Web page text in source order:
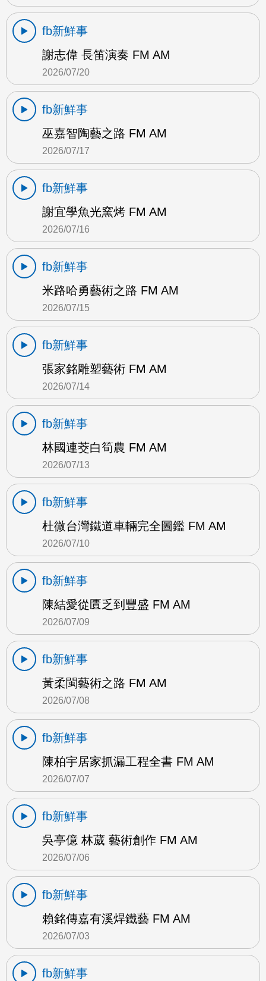
fb新鮮事
謝志偉 長笛演奏 FM AM
2026/07/20
fb新鮮事
巫嘉智陶藝之路 FM AM
2026/07/17
fb新鮮事
謝宜學魚光窯烤 FM AM
2026/07/16
fb新鮮事
米路哈勇藝術之路 FM AM
2026/07/15
fb新鮮事
張家銘雕塑藝術 FM AM
2026/07/14
fb新鮮事
林國連茭白筍農 FM AM
2026/07/13
fb新鮮事
杜微台灣鐵道車輛完全圖鑑 FM AM
2026/07/10
fb新鮮事
陳結愛從匱乏到豐盛 FM AM
2026/07/09
fb新鮮事
黃柔閩藝術之路 FM AM
2026/07/08
fb新鮮事
陳柏宇居家抓漏工程全書 FM AM
2026/07/07
fb新鮮事
吳亭億 林葳 藝術創作 FM AM
2026/07/06
fb新鮮事
賴銘傳嘉有溪焊鐵藝 FM AM
2026/07/03
fb新鮮事